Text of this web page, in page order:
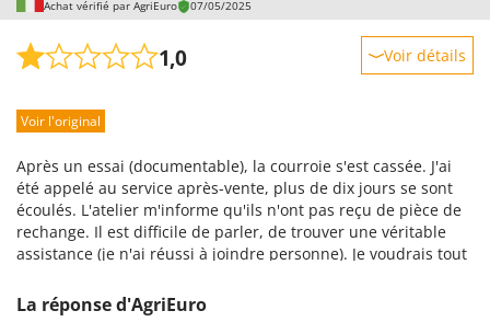
Achat vérifié par AgriEuro 07/05/2025
1,0 Voir détails
Prestations
Qualité / Prix
Facilité de montage
Emballage
Voir l'original
Après un essai (documentable), la courroie s'est cassée. J'ai
été appelé au service après-vente, plus de dix jours se sont
écoulés. L'atelier m'informe qu'ils n'ont pas reçu de pièce de
rechange. Il est difficile de parler, de trouver une véritable
assistance (je n'ai réussi à joindre personne). Je voudrais tout
La réponse d'AgriEuro